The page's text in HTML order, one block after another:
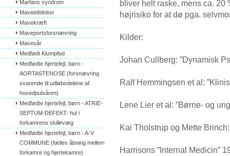
Marfans syndrom
Maveinfektion
Mavekræft
Maveportsforsnævring
Mavesår
Medfødt Klumpfod
Medfødte hjertefejl, børn -
AORTASTENOSE (forsnævring
svarende til udløbsdelene af
hovedpulsåren)
Medfødte hjertefejl, børn - ATRIE-
SEPTUM-DEFEKT- hul i
forkamrens skillevæg
Medfødte hjertefejl, børn - A-V
COMMUNE (fælles åbning mellem
forkamre og hjertekamre)
bliver helt raske, mens ca. 20
højrisiko for at dø pga.
Kilder:
Johan Cullberg: ”Dynamisk
Ralf Hemmingsen et al:
Lene Lier et al: ”Børne- og
Kai Tholstrup og Mette
Harrisons ”Internal Medicin”